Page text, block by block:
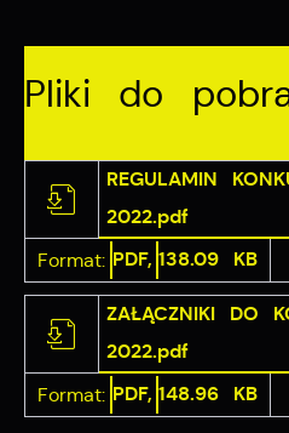
Pliki do
REGULAMIN
2022.pdf
Format: PDF, 138.09 KB
ZAŁĄCZNIKI DO
2022.pdf
Format: PDF, 148.96 KB